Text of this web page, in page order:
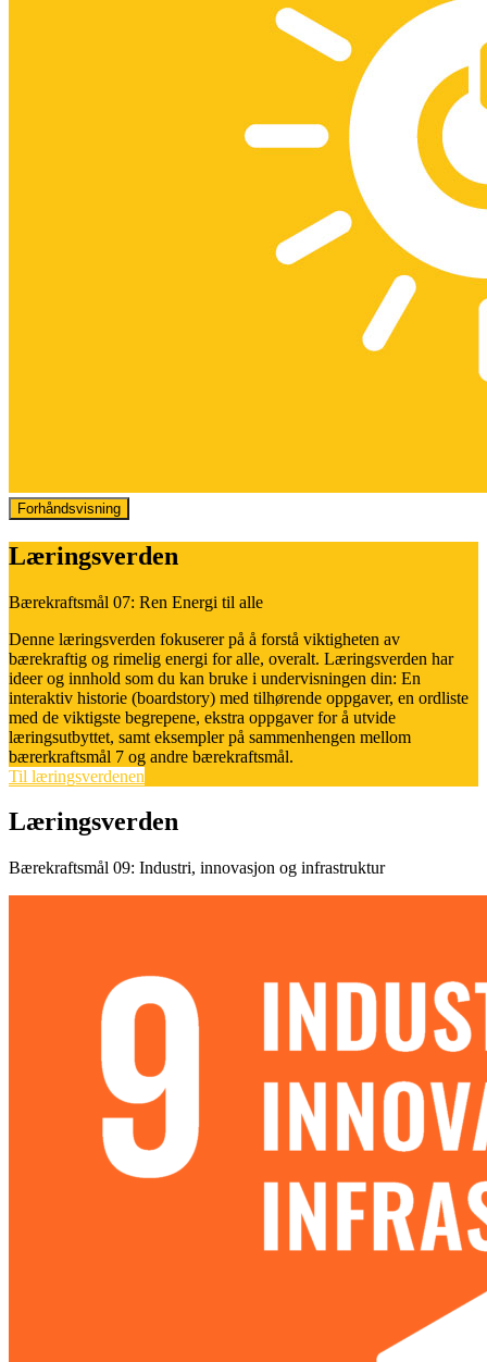
Forhåndsvisning
Læringsverden
Bærekraftsmål 07: Ren Energi til alle
Denne læringsverden fokuserer på å forstå viktigheten av
bærekraftig og rimelig energi for alle, overalt. Læringsverden har
ideer og innhold som du kan bruke i undervisningen din: En
interaktiv historie (boardstory) med tilhørende oppgaver, en ordliste
med de viktigste begrepene, ekstra oppgaver for å utvide
læringsutbyttet, samt eksempler på sammenhengen mellom
bærerkraftsmål 7 og andre bærekraftsmål.
Til læringsverdenen
Læringsverden
Bærekraftsmål 09: Industri, innovasjon og infrastruktur